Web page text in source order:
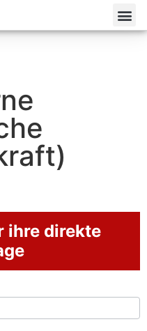
ihre direkte